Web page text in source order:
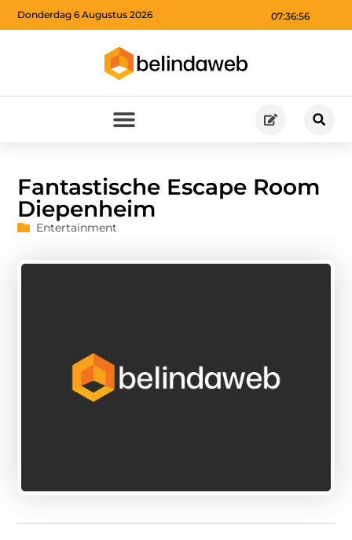
07:36:56
Donderdag 6 Augustus 2026
Fantastische Escape Room
Diepenheim
Entertainment